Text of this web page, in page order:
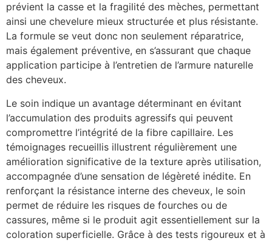
prévient la casse et la fragilité des mèches, permettant
ainsi une chevelure mieux structurée et plus résistante.
La formule se veut donc non seulement réparatrice,
mais également préventive, en s’assurant que chaque
application participe à l’entretien de l’armure naturelle
des cheveux.
Le soin indique un avantage déterminant en évitant
l’accumulation des produits agressifs qui peuvent
compromettre l’intégrité de la fibre capillaire. Les
témoignages recueillis illustrent régulièrement une
amélioration significative de la texture après utilisation,
accompagnée d’une sensation de légèreté inédite. En
renforçant la résistance interne des cheveux, le soin
permet de réduire les risques de fourches ou de
cassures, même si le produit agit essentiellement sur la
coloration superficielle. Grâce à des tests rigoureux et à